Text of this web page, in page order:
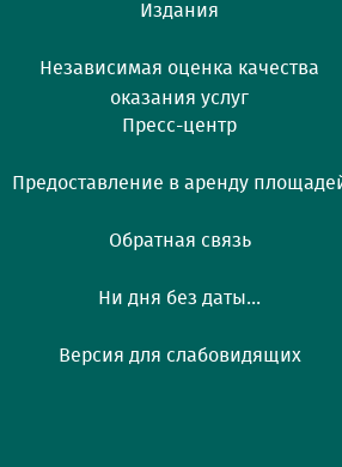
Издания
Независимая оценка качества
оказания услуг
Пресс-центр
Предоставление в аренду
Обратная связь
Ни дня без даты...
Версия для слабовидящих